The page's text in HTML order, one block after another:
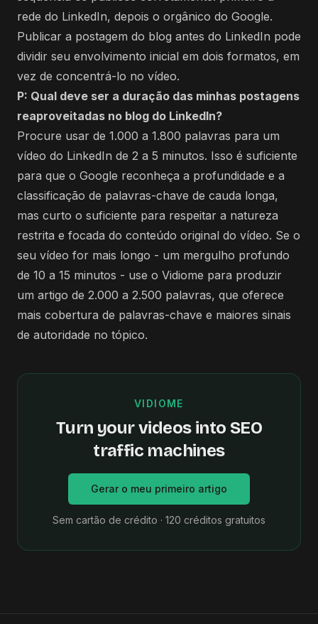
rede do LinkedIn, depois o orgânico do Google.
Publicar a postagem do blog antes do LinkedIn pode
dividir seu envolvimento inicial em dois formatos, em
vez de concentrá-lo no vídeo.
P: Qual deve ser a duração das minhas postagens
reaproveitadas no blog do LinkedIn?
Procure usar de 1.000 a 1.800 palavras para um
vídeo do LinkedIn de 2 a 5 minutos. Isso é suficiente
para que o Google reconheça a profundidade e a
classificação de palavras-chave de cauda longa,
mas curto o suficiente para respeitar a natureza
restrita e focada do conteúdo original do vídeo. Se o
seu vídeo for mais longo - um mergulho profundo
de 10 a 15 minutos - use o Vidiome para produzir
um artigo de 2.000 a 2.500 palavras, que oferece
mais cobertura de palavras-chave e maiores sinais
de autoridade no tópico.
VIDIOME
Turn your videos into SEO
traffic machines
Gerar o meu primeiro artigo
Sem cartão de crédito · 120 créditos gratuitos